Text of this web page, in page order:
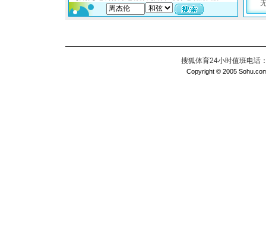
搜狐体育24小时值班电话
Copyright © 2005